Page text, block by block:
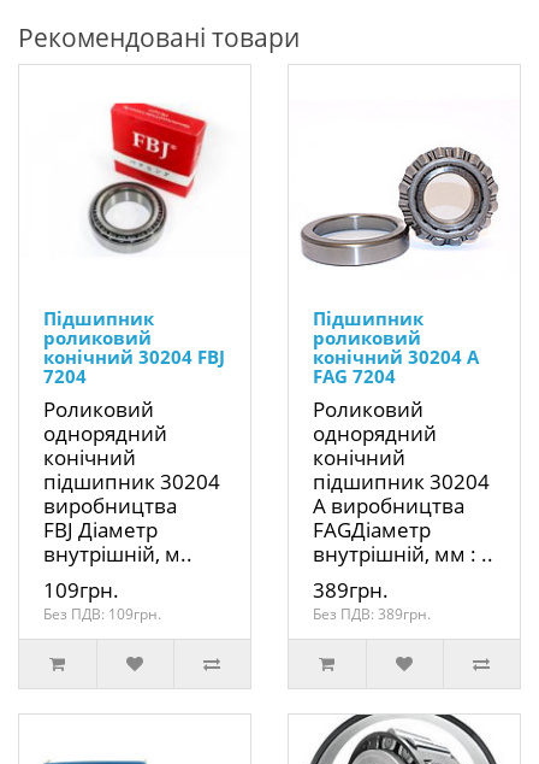
Рекомендовані товари
Підшипник
роликовий
конічний 30204 FBJ
7204
Роликовий
однорядний
конічний
підшипник 30204
виробництва
FBJ Діаметр
внутрішній, м..
109грн.
Без ПДВ: 109грн.
Підшипник
роликовий
конічний 30204 A
FAG 7204
Роликовий
однорядний
конічний
підшипник 30204
A виробництва
FAGДіаметр
внутрішній, мм : ..
389грн.
Без ПДВ: 389грн.